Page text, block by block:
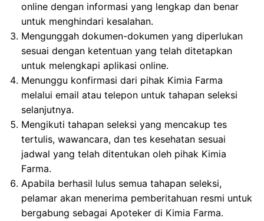
online dengan informasi yang lengkap dan benar
untuk menghindari kesalahan.
Mengunggah dokumen-dokumen yang diperlukan
sesuai dengan ketentuan yang telah ditetapkan
untuk melengkapi aplikasi online.
Menunggu konfirmasi dari pihak Kimia Farma
melalui email atau telepon untuk tahapan seleksi
selanjutnya.
Mengikuti tahapan seleksi yang mencakup tes
tertulis, wawancara, dan tes kesehatan sesuai
jadwal yang telah ditentukan oleh pihak Kimia
Farma.
Apabila berhasil lulus semua tahapan seleksi,
pelamar akan menerima pemberitahuan resmi untuk
bergabung sebagai Apoteker di Kimia Farma.